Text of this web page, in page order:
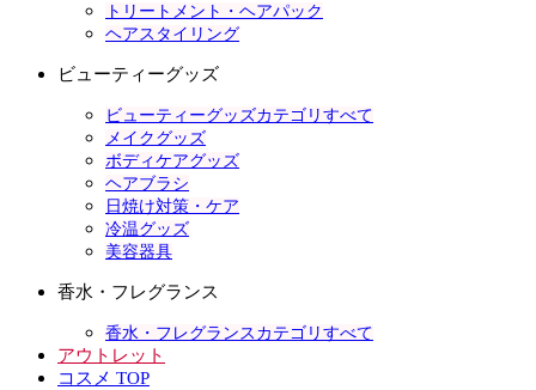
トリートメント・ヘアパック
ヘアスタイリング
ビューティーグッズ
ビューティーグッズカテゴリすべて
メイクグッズ
ボディケアグッズ
ヘアブラシ
日焼け対策・ケア
冷温グッズ
美容器具
香水・フレグランス
香水・フレグランスカテゴリすべて
アウトレット
コスメ TOP